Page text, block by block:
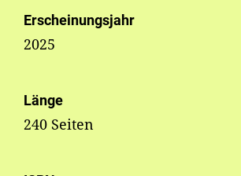
Erscheinungsjahr
2025
Länge
240 Seiten